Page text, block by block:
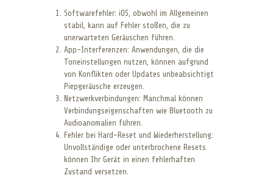
Softwarefehler: iOS, obwohl im Allgemeinen
stabil, kann auf Fehler stoßen, die zu
unerwarteten Geräuschen führen.
App-Interferenzen: Anwendungen, die die
Toneinstellungen nutzen, können aufgrund
von Konflikten oder Updates unbeabsichtigt
Piepgeräusche erzeugen.
Netzwerkverbindungen: Manchmal können
Verbindungseigenschaften wie Bluetooth zu
Audioanomalien führen.
Fehler bei Hard-Reset und Wiederherstellung:
Unvollständige oder unterbrochene Resets
können Ihr Gerät in einen fehlerhaften
Zustand versetzen.